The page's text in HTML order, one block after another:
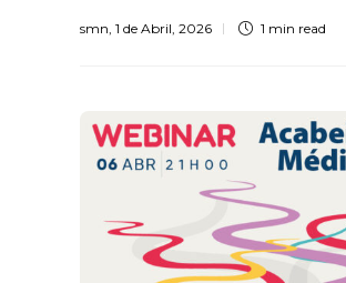
smn, 1 de Abril, 2026 1 min read